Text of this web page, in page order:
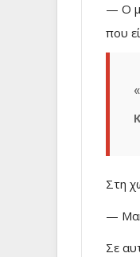
— Ο
που
Στη
—
Σε